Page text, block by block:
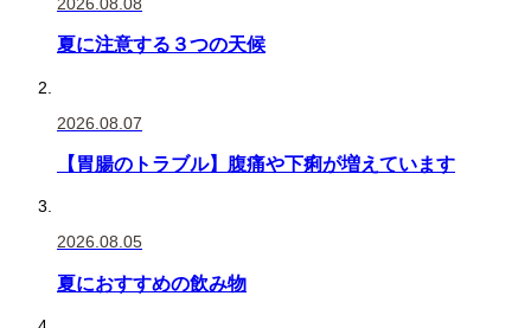
夏に注意する３つの天候
2026.08.07
【胃腸のトラブル】腹痛や下痢が増えています
2026.08.05
夏におすすめの飲み物